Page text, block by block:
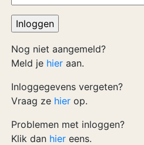
Nog niet aangemeld?
Meld je hier aan.
Inloggegevens vergeten?
Vraag ze hier op.
Problemen met inloggen?
Klik dan hier eens.